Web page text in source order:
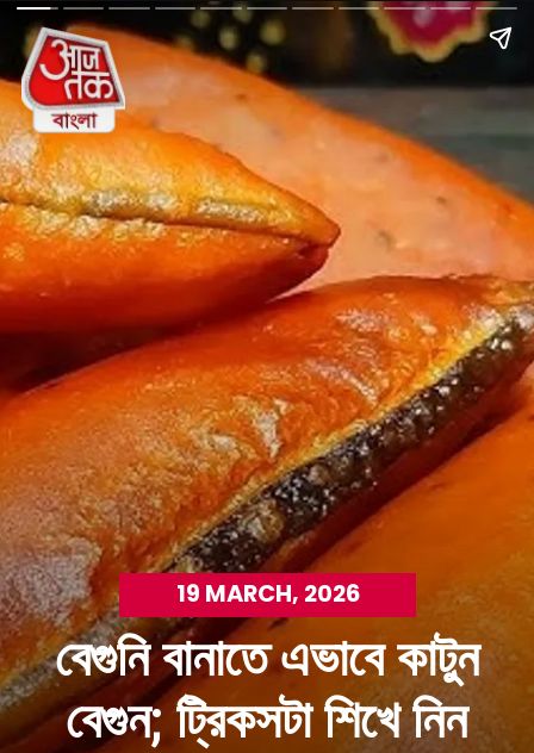
19 MARCH, 2026
বেগুনি বানাতে এভাবে কাটুন
বেগুন; ট্রিকসটা শিখে নিন